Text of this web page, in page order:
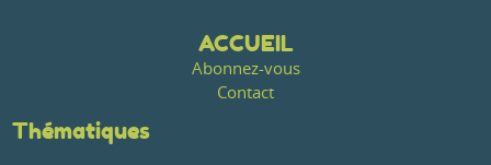
ACCUEIL
Abonnez-vous
Contact
Thématiques